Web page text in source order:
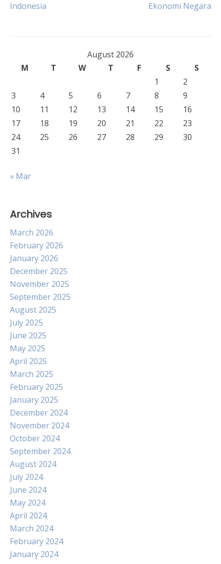
navigation
Indonesia
Ekonomi Negara
August 2026
M
T W T F S
S
1
2
3
4 5 6 7 8
9
10
11 12 13 14 15
16
17
18 19 20 21 22
23
24
25 26 27 28 29
30
31
« Mar
Archives
March 2026
February 2026
January 2026
December 2025
November 2025
September 2025
August 2025
July 2025
June 2025
May 2025
April 2025
March 2025
February 2025
January 2025
December 2024
November 2024
October 2024
September 2024
August 2024
July 2024
June 2024
May 2024
April 2024
March 2024
February 2024
January 2024